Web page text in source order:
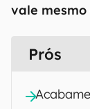
vale mesmo
Prós